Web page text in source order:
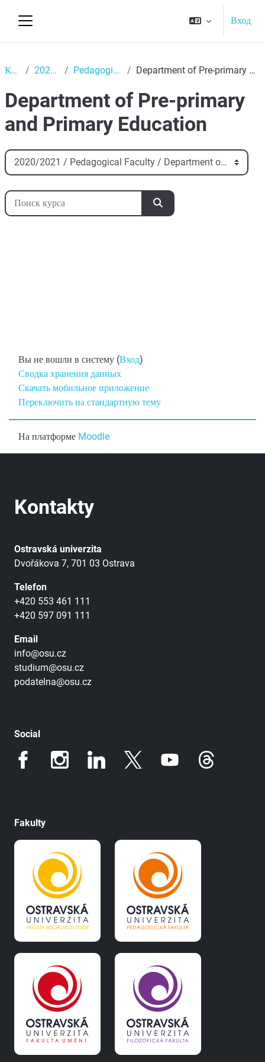
Вход
Курсы 2020/2021 Pedagogical Faculty Department of Pre-primary and Primary Education
Department of Pre-primary
and Primary Education
Категории курсов
Поиск курса
Поиск курса
Вы не вошли в систему (Вход)
Сводка хранения данных
Скачать мобильное приложение
Переключить на стандартную тему
На платформе Moodle
Kontakty
Ostravská univerzita
Dvořákova 7, 701 03 Ostrava
Telefon
+420 553 461 111
+420 597 091 111
Email
info@osu.cz
studium@osu.cz
podatelna@osu.cz
Social
Fakulty